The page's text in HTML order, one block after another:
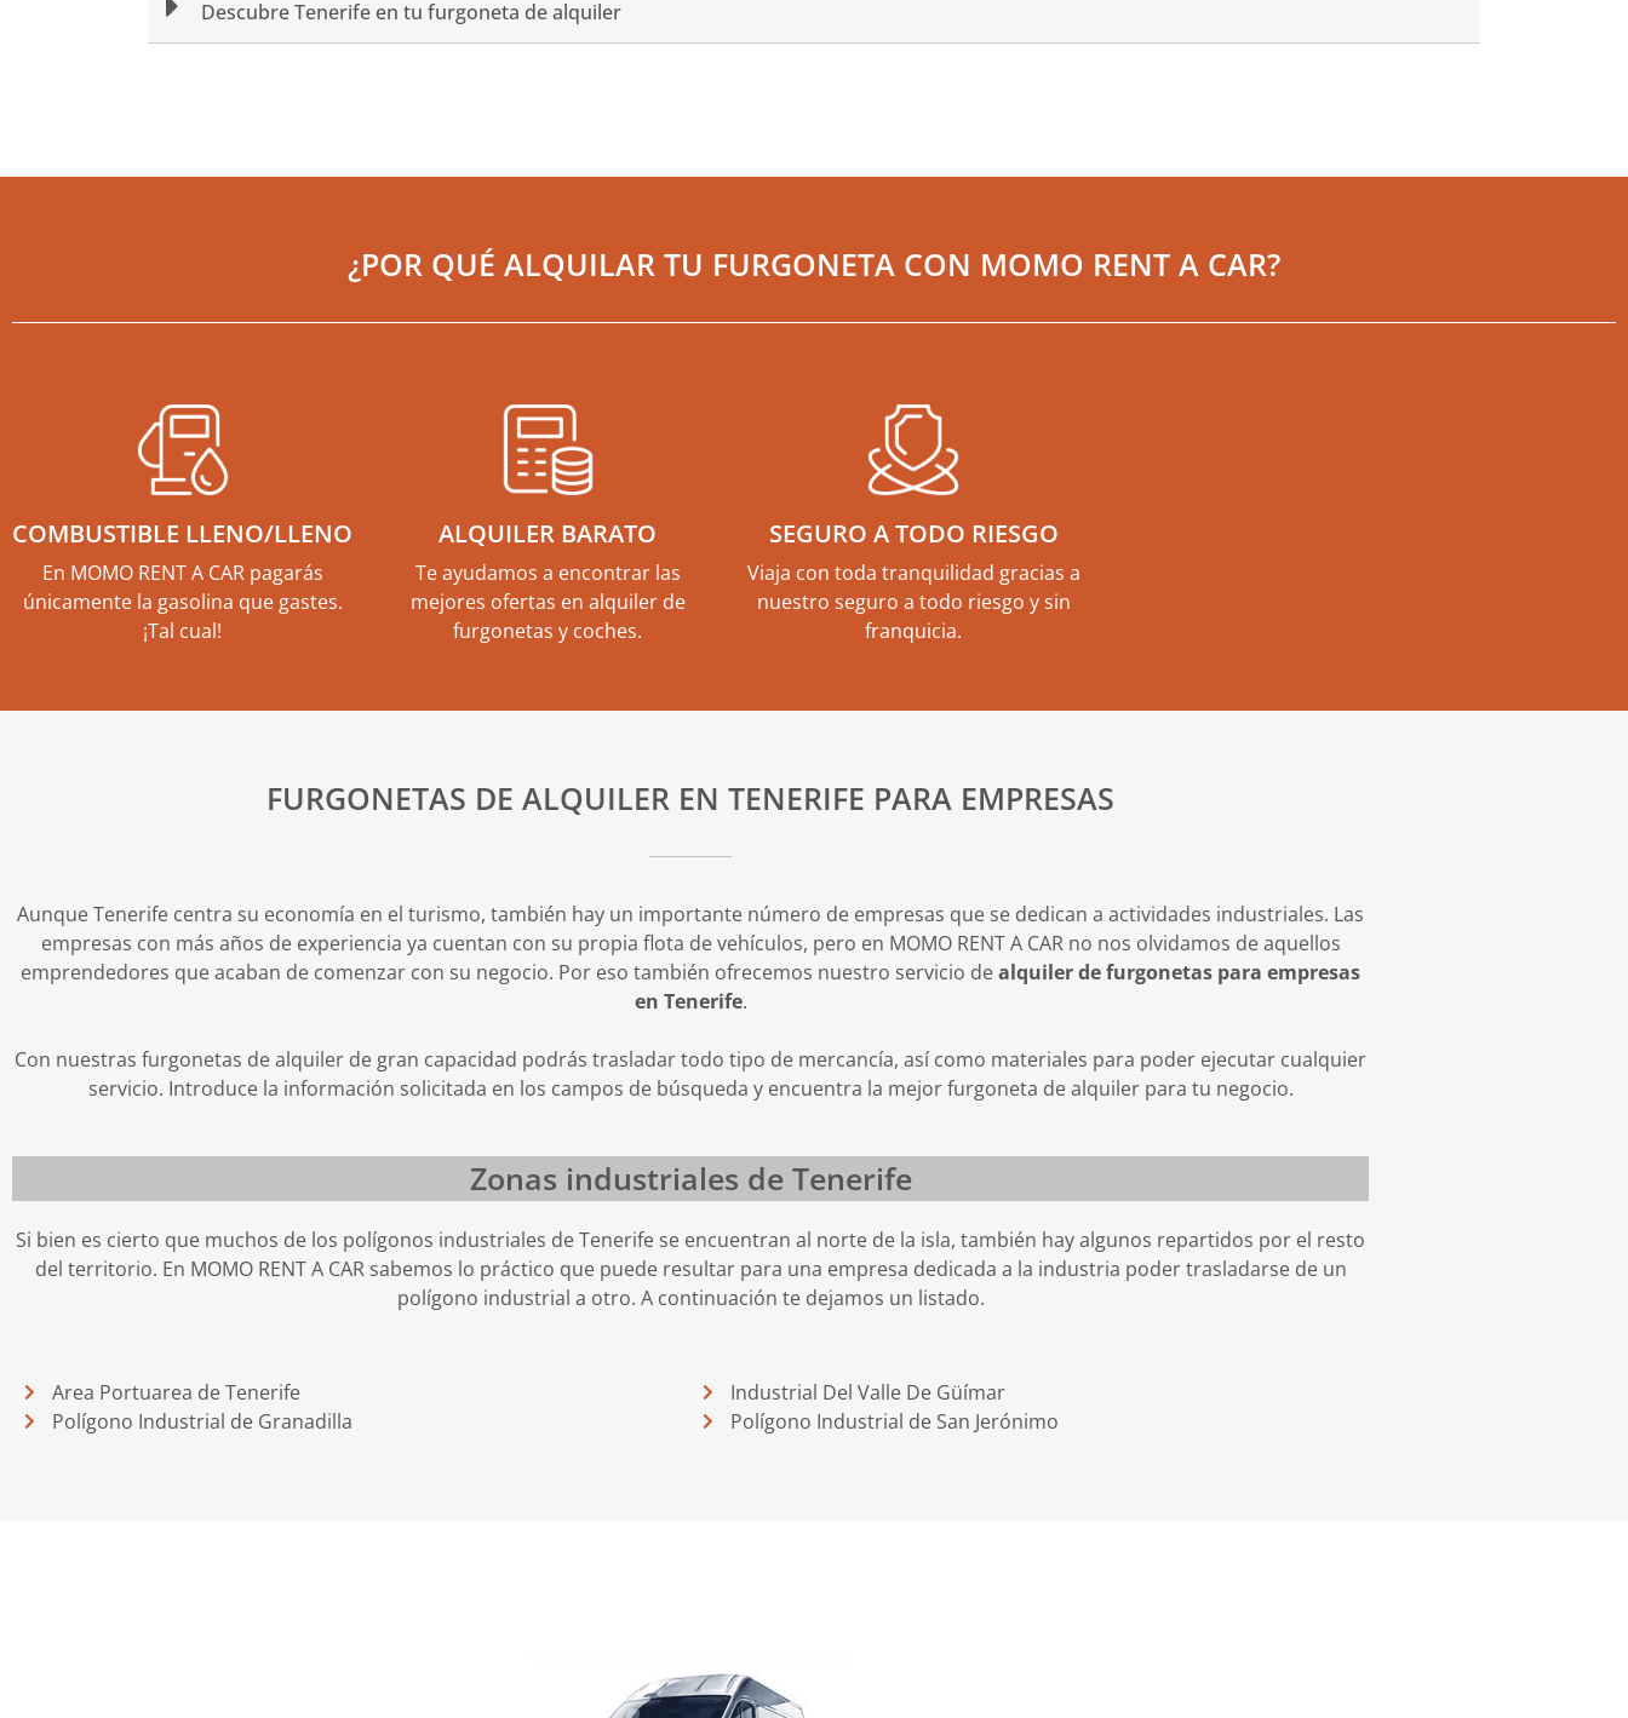
Descubre Tenerife en tu furgoneta de alquiler
¿POR QUÉ ALQUILAR TU FURGONETA CON MOMO RENT A CAR?
COMBUSTIBLE LLENO/LLENO
En MOMO RENT A CAR pagarás
únicamente la gasolina que gastes.
¡Tal cual!
ALQUILER BARATO
Te ayudamos a encontrar las
mejores ofertas en alquiler de
furgonetas y coches.
SEGURO A TODO RIESGO
Viaja con toda tranquilidad gracias a
nuestro seguro a todo riesgo y sin
franquicia.
FURGONETAS DE ALQUILER EN TENERIFE PARA EMPRESAS
Aunque Tenerife centra su economía en el turismo, también hay un importante número de empresas que se dedican a actividades industriales. Las
empresas con más años de experiencia ya cuentan con su propia flota de vehículos, pero en MOMO RENT A CAR no nos olvidamos de aquellos
emprendedores que acaban de comenzar con su negocio. Por eso también ofrecemos nuestro servicio dealquiler de furgonetas para empresas
en Tenerife.
Con nuestras furgonetas de alquiler de gran capacidad podrás trasladar todo tipo de mercancía, así como materiales para poder ejecutar cualquier
servicio. Introduce la información solicitada en los campos de búsqueda y encuentra la mejor furgoneta de alquiler para tu negocio.
Zonas industriales de Tenerife
Si bien es cierto que muchos de los polígonos industriales de Tenerife se encuentran al norte de la isla, también hay algunos repartidos por el resto
del territorio. En MOMO RENT A CAR sabemos lo práctico que puede resultar para una empresa dedicada a la industria poder trasladarse de un
polígono industrial a otro. A continuación te dejamos un listado.
Area Portuarea de Tenerife
Polígono Industrial de Granadilla
Industrial Del Valle De Güímar
Polígono Industrial de San Jerónimo